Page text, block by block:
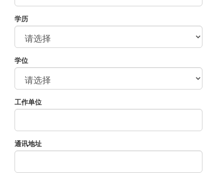
学历
学位
工作单位
通讯地址